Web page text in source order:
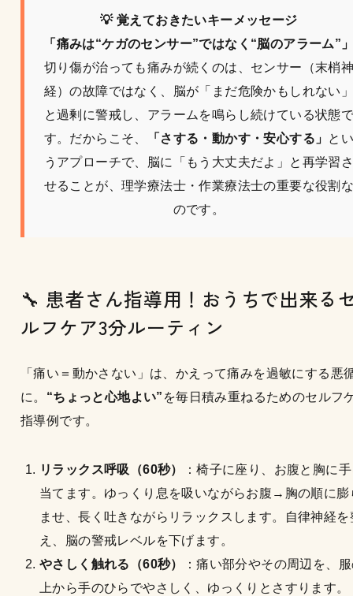
💡 覚えておきたいキーメッセージ
「痛みは“ケガのセンサー”ではなく“脳のアラーム”
切り傷が治っても痛みが続くのは、センサー（末梢
経）の故障ではなく、脳が「まだ危険かもしれない
と過剰に警戒し、アラームを鳴らし続けている状態
す。だからこそ、
「さする・動かす・安心する」 と
うアプローチで、脳に「もう大丈夫だよ」と再学習
せることが、理学療法士・作業療法士の重要な役割
のです。
🔧 患者さん指導用！おうちで出来る
ルフケア3分ルーティン
「痛い＝動かさない」は、かえって痛みを過敏にする悪
に。 “ちょっと心地よい” を毎日積み重ねるためのセルフ
指導例です。
リラックス呼吸（60秒）
：椅子に座り、お腹と胸に
当てます。ゆっくり息を吸いながらお腹→胸の順に膨
ませ、長く吐きながらリラックスします。自律神経を
え、脳の警戒レベルを下げます。
やさしく触れる（60秒）
：痛い部分やその周辺を、
上から手のひらでやさしく、ゆっくりとさすります。